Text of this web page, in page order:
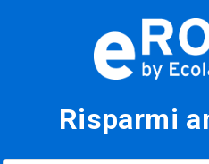
Risparmi